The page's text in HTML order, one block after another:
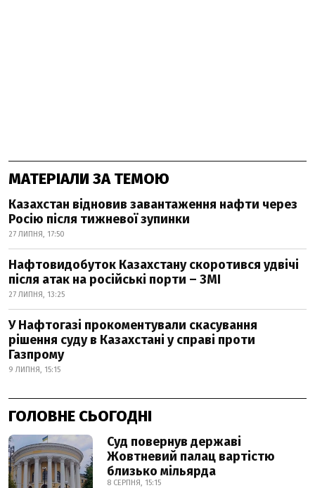
МАТЕРІАЛИ ЗА ТЕМОЮ
Казахстан відновив завантаження нафти через
Росію після тижневої зупинки
27 ЛИПНЯ, 17:50
Нафтовидобуток Казахстану скоротився удвічі
після атак на російські порти – ЗМІ
27 ЛИПНЯ, 13:25
У Нафтогазі прокоментували скасування
рішення суду в Казахстані у справі проти
Газпрому
9 ЛИПНЯ, 15:15
ГОЛОВНЕ СЬОГОДНІ
Суд повернув державі
Жовтневий палац вартістю
близько мільярда
8 СЕРПНЯ, 15:15